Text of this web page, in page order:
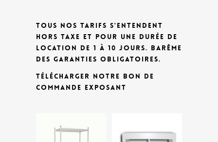
TOUS NOS TARIFS S'ENTENDENT
HORS TAXE ET POUR UNE DURÉE DE
LOCATION DE 1 À 10 JOURS. BARÊME
DES GARANTIES OBLIGATOIRES.
TÉLÉCHARGER NOTRE BON DE
COMMANDE EXPOSANT